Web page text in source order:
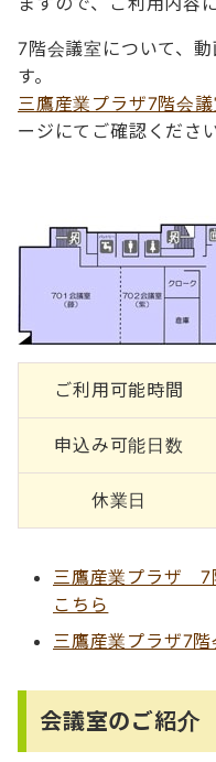
7階会議室について、
す。
三鷹産業プラザ7階会
ージにてご確認ください
ご利用可能時間
申込み可能日数
休業日
三鷹産業プラザ 7
こちら
三鷹産業プラザ7
会議室のご紹介